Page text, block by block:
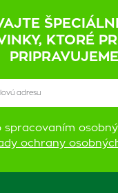
KTORÉ
spracovaním
ochrany